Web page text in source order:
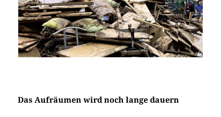
Das Aufräumen wird noch lange dauern